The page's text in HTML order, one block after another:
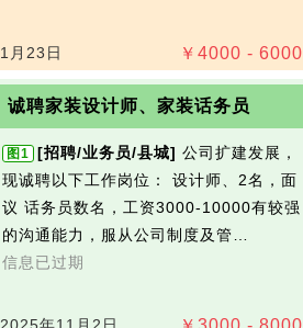
￥ 4000 - 6000
1月23日
诚聘家装设计师、家装话务员
图1 [招聘/业务员/县城] 公司‬扩建发展，
现诚聘以下工作岗位： 设计师、2名，面
议 话务员‬数名，工资3000-10000有较强‬
的沟通能力，服从公司制度及管…
信息已过期